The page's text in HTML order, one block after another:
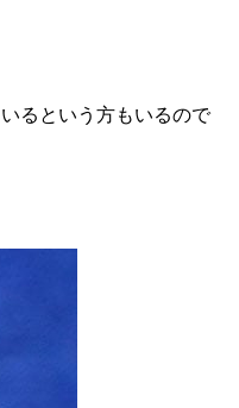
るという方もいるので